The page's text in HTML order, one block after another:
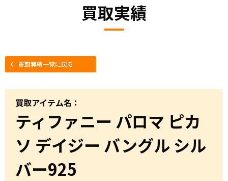
買取実績
買取実績一覧に戻る
買取アイテム名：
ティファニー パロマ ピカ
ソ デイジー バングル シル
バー925